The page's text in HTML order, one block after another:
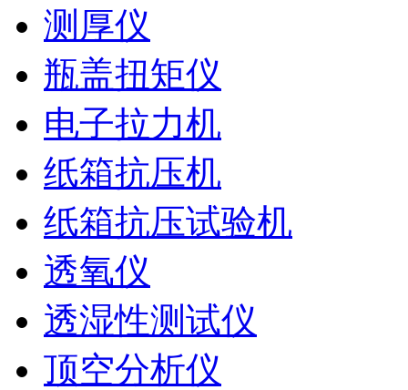
测厚仪
瓶盖扭矩仪
电子拉力机
纸箱抗压机
纸箱抗压试验机
透氧仪
透湿性测试仪
顶空分析仪